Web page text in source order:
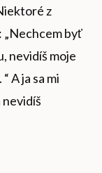
z
byť
nevidíš moje
A ja sa mi
nevidíš